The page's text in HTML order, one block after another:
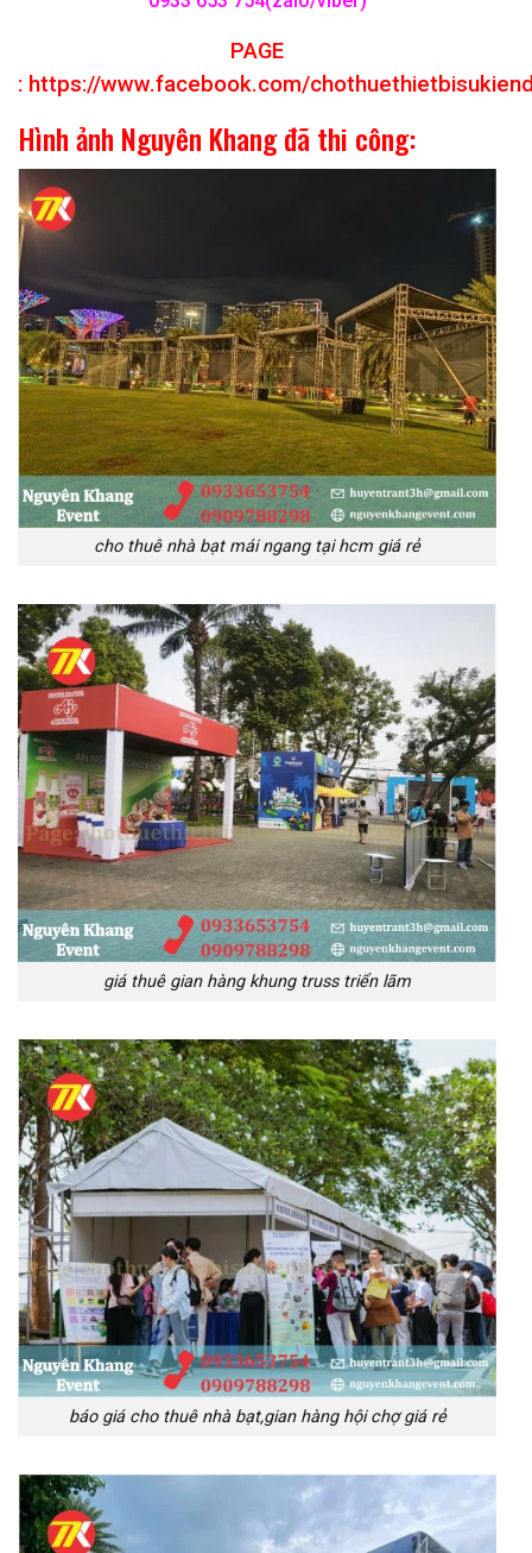
PAGE
: https://www.facebook.com/
Hình ảnh Nguyên Khang đã thi công:
cho thuê nhà bạt mái ngang tại hcm giá rẻ
giá thuê gian hàng khung truss triển lãm
báo giá cho thuê nhà bạt,gian hàng hội chợ giá rẻ